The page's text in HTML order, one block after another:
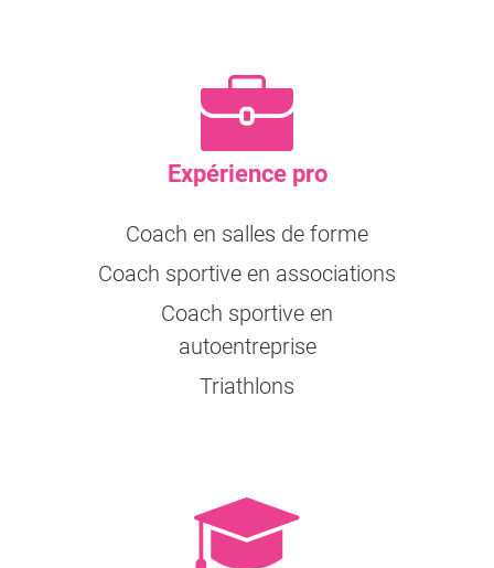
Expérience pro
Coach en salles de forme
Coach sportive en associations
Coach sportive en
autoentreprise
Triathlons